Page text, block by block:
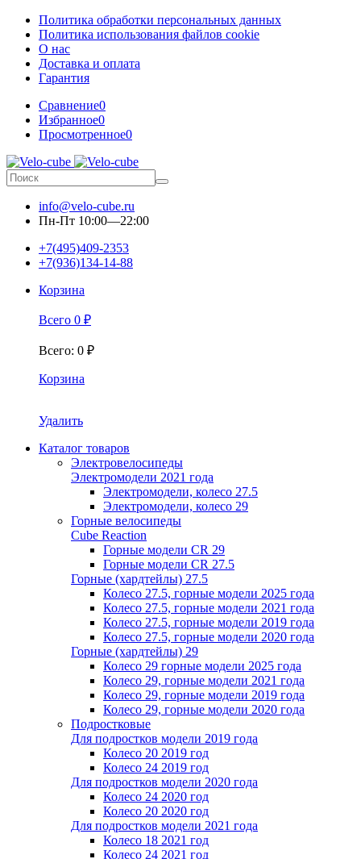
Политика обработки персональных данных
Политика использования файлов cookie
О нас
Доставка и оплата
Гарантия
Сравнение0
Избранное0
Просмотренное0
info@velo-cube.ru
Пн-Пт 10:00—22:00
+7(495)409-2353
+7(936)134-14-88
Корзина
Всего 0 ₽
Всего: 0 ₽
Корзина
Удалить
Каталог товаров
Электровелосипеды
Электромодели 2021 года
Электромодели, колесо 27.5
Электромодели, колесо 29
Горные велосипеды
Cube Reaction
Горные модели CR 29
Горные модели CR 27.5
Горные (хардтейлы) 27.5
Колесо 27.5, горные модели 2025 года
Колесо 27.5, горные модели 2021 года
Колесо 27.5, горные модели 2019 года
Колесо 27.5, горные модели 2020 года
Горные (хардтейлы) 29
Колесо 29 горные модели 2025 года
Колесо 29, горные модели 2021 года
Колесо 29, горные модели 2019 года
Колесо 29, горные модели 2020 года
Подростковые
Для подростков модели 2019 года
Колесо 20 2019 год
Колесо 24 2019 год
Для подростков модели 2020 года
Колесо 24 2020 год
Колесо 20 2020 год
Для подростков модели 2021 года
Колесо 18 2021 год
Колесо 24 2021 год